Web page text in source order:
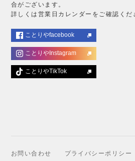
合がございます。
詳しくは営業日カレンダーをご確認くだ
ことりやfacebook
ことりやInstagram
ことりやTikTok
お問い合わせ プライバシーポリシー